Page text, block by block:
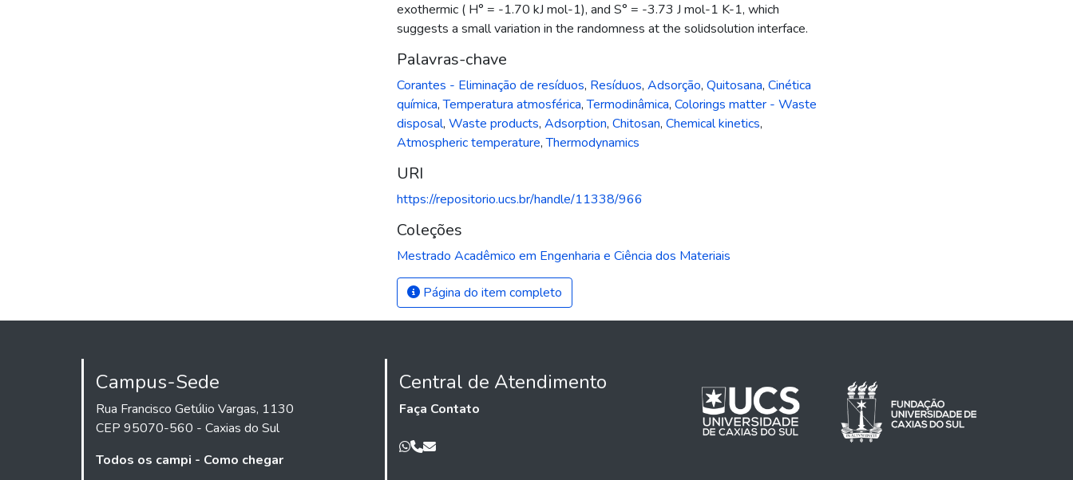
exothermic ( H° = -1.70 kJ mol-1), and S° = -3.73 J mol-1 K-1, which
suggests a small variation in the randomness at the solidsolution interface.
Palavras-chave
Corantes - Eliminação de resíduos, Resíduos, Adsorção, Quitosana, Cinética
química,Temperatura atmosférica,Termodinâmica, Colorings matter - Waste
disposal, Waste products, Adsorption, Chitosan, Chemical kinetics,
Atmospheric temperature,Thermodynamics
URI
https://repositorio.ucs.br/handle/11338/966
Coleções
Mestrado Acadêmico em Engenharia e Ciência dos Materiais
Página do item completo
Campus-Sede
Rua Francisco Getúlio Vargas, 1130
CEP 95070-560 - Caxias do Sul
Todos os campi - Como chegar
Central de Atendimento
Faça Contato